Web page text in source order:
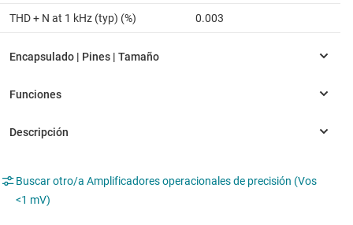
THD + N at 1 kHz (typ) (%) 0.003
Buscar otro/a Amplificadores operacionales de precisión (Vos
<1 mV)